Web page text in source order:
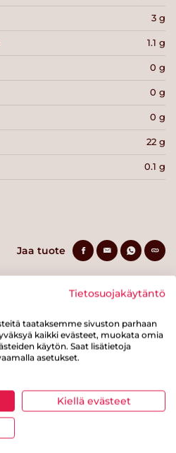
3 g
1.1 g
0 g
0 g
0 g
22 g
0.1 g
Jaa tuote
Tietosuojakäytäntö
taataksemme sivuston parhaan
kaikki evästeet, muokata omia
käytön. Saat lisätietoja
asetukset.
Kiellä evästeet